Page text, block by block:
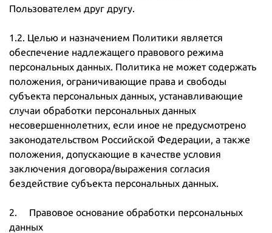
Пользователем друг другу.
1.2. Целью и назначением Политики является
обеспечение надлежащего правового режима
персональных данных. Политика не может содержать
положения, ограничивающие права и свободы
субъекта персональных данных, устанавливающие
случаи обработки персональных данных
несовершеннолетних, если иное не предусмотрено
законодательством Российской Федерации, а также
положения, допускающие в качестве условия
заключения договора/выражения согласия
бездействие субъекта персональных данных.
2. Правовое основание обработки персональных
данных